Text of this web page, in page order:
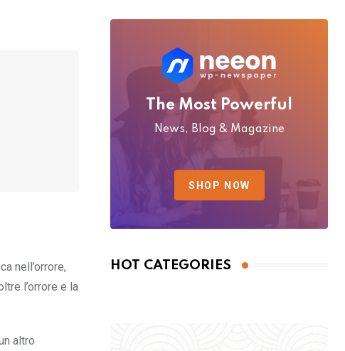
nell’orrore,
l’orrore e la
altro
The Most Powerful
News, Blog & Magazine
SHOP NOW
HOT CATEGORIES